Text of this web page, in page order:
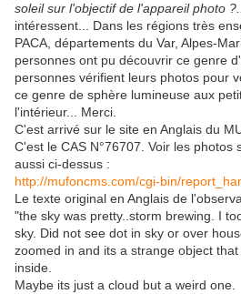
soleil sur l'objectif de l'appareil photo ?...
intéressent... Dans les régions très
PACA, départements du Var, Alpes-
personnes ont pu découvrir ce genre
personnes vérifient leurs photos pour
ce genre de sphère lumineuse aux
l'intérieur... Merci.
C'est arrivé sur le site en Anglais du
C'est le CAS N°76707. Voir les photos
aussi ci-dessus :
http://mufoncms.com/cgi-bin/
Le texte original en Anglais de
"the sky was pretty..storm brewing. I
sky. Did not see dot in sky or over
zoomed in and its a strange object
inside.
Maybe its just a cloud but a weird one.